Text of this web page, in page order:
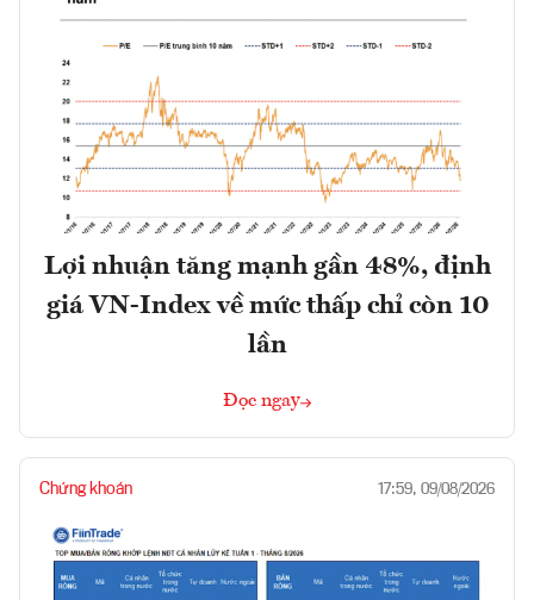
Lợi nhuận tăng mạnh gần 48%, định
giá VN-Index về mức thấp chỉ còn 10
lần
Đọc ngay
Chứng khoán 17:59, 09/08/2026